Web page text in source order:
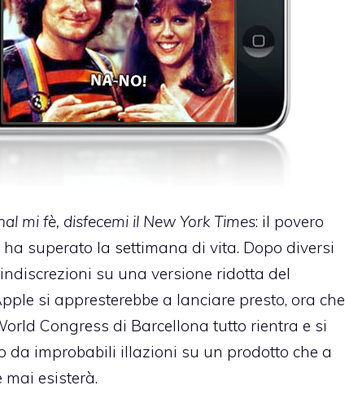
mi fè, disfecemi il New York Times: il povero
ha superato la settimana di vita. Dopo diversi
su una versione ridotta del
si appresterebbe a lanciare presto, ora che
Congress di Barcellona tutto rientra e si
da improbabili illazioni su un prodotto che a
esisterà.